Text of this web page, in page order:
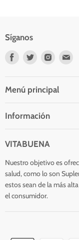
Síganos
EncuéntrenosEncuéntrenos
Menú principal
Información
VITABUENA
Nuestro objetivo es
salud, como lo son
estos sean de la más
el consumidor.